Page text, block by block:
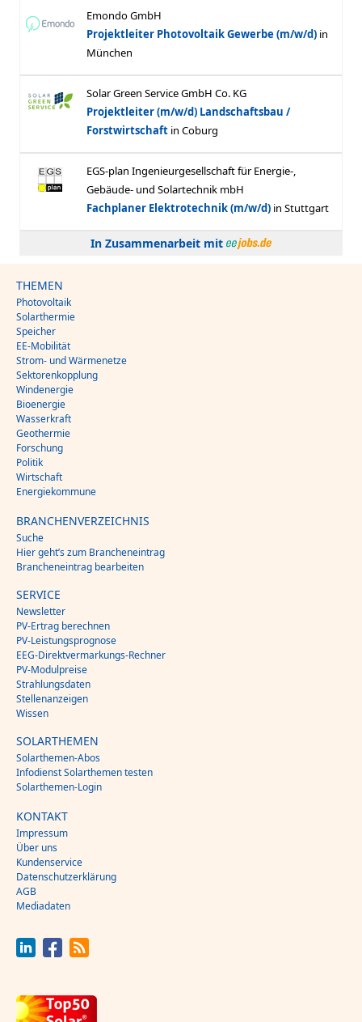
In Zusammenarbeit mit
THEMEN
Photovoltaik
Solarthermie
Speicher
EE-Mobilität
Strom- und Wärmenetze
Sektorenkopplung
Windenergie
Bioenergie
Wasserkraft
Geothermie
Forschung
Politik
Wirtschaft
Energiekommune
BRANCHENVERZEICHNIS
Suche
Hier geht’s zum Brancheneintrag
Brancheneintrag bearbeiten
SERVICE
Newsletter
PV-Ertrag berechnen
PV-Leistungsprognose
EEG-Direktvermarkungs-Rechner
PV-Modulpreise
Strahlungsdaten
Stellenanzeigen
Wissen
SOLARTHEMEN
Solarthemen-Abos
Infodienst Solarthemen testen
Solarthemen-Login
KONTAKT
Impressum
Über uns
Kundenservice
Datenschutzerklärung
AGB
Mediadaten